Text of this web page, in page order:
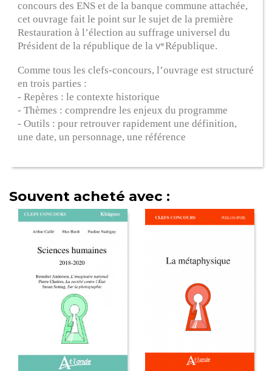
concours des ENS et de la banque commune attachée,
cet ouvrage fait le point sur le sujet de la première
Restauration à l’élection au suffrage universel du
Président de la république de laVeRépublique.
Comme tous les clefs-concours, l’ouvrage est structuré
en trois parties :
- Repères : le contexte historique
- Thèmes : comprendre les enjeux du programme
- Outils : pour retrouver rapidement une définition,
une date, un personnage, une référence
Souvent acheté avec :